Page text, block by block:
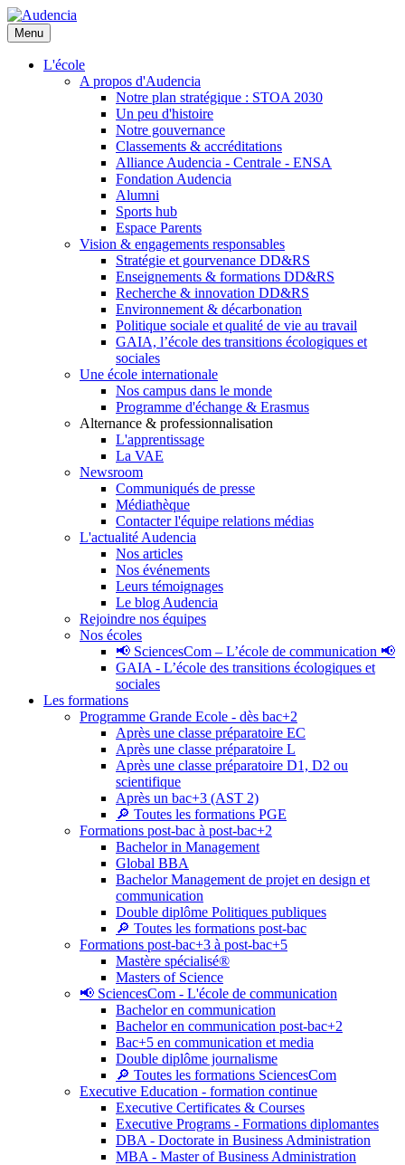
Aller
au
contenu
principal
Menu
L'école
A propos d'Audencia
Notre plan stratégique : STOA 2030
Un peu d'histoire
Notre gouvernance
Classements & accréditations
Alliance Audencia - Centrale - ENSA
Fondation Audencia
Alumni
Sports hub
Espace Parents
Vision & engagements responsables
Stratégie et gourvenance DD&RS
Enseignements & formations DD&RS
Recherche & innovation DD&RS
Environnement & décarbonation
Politique sociale et qualité de vie au travail
GAIA, l’école des transitions écologiques et
sociales
Une école internationale
Nos campus dans le monde
Programme d'échange & Erasmus
Alternance & professionnalisation
L'apprentissage
La VAE
Newsroom
Communiqués de presse
Médiathèque
Contacter l'équipe relations médias
L'actualité Audencia
Nos articles
Nos événements
Leurs témoignages
Le blog Audencia
Rejoindre nos équipes
Nos écoles
📢 SciencesCom – L’école de communication 📢
GAIA - L’école des transitions écologiques et
sociales
Les formations
Programme Grande Ecole - dès bac+2
Après une classe préparatoire EC
Après une classe préparatoire L
Après une classe préparatoire D1, D2 ou
scientifique
Après un bac+3 (AST 2)
🔎 Toutes les formations PGE
Formations post-bac à post-bac+2
Bachelor in Management
Global BBA
Bachelor Management de projet en design et
communication
Double diplôme Politiques publiques
🔎 Toutes les formations post-bac
Formations post-bac+3 à post-bac+5
Mastère spécialisé®
Masters of Science
📢 SciencesCom - L'école de communication
Bachelor en communication
Bachelor en communication post-bac+2
Bac+5 en communication et media
Double diplôme journalisme
🔎 Toutes les formations SciencesCom
Executive Education - formation continue
Executive Certificates & Courses
Executive Programs - Formations diplomantes
DBA - Doctorate in Business Administration
MBA - Master of Business Administration